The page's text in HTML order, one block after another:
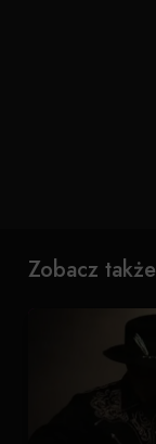
Zobacz także